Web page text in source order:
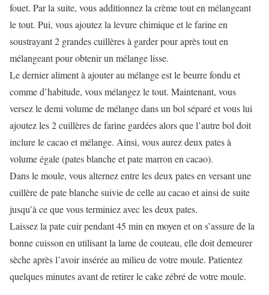
fouet. Par la suite, vous additionnez la crème tout en mélangeant
le tout. Pui, vous ajoutez la levure chimique et le farine en
soustrayant 2 grandes cuillères à garder pour après tout en
mélangeant pour obtenir un mélange lisse.
Le dernier aliment à ajouter au mélange est le beurre fondu et
comme d’habitude, vous mélangez le tout. Maintenant, vous
versez le demi volume de mélange dans un bol séparé et vous lui
ajoutez les 2 cuillères de farine gardées alors que l’autre bol doit
inclure le cacao et mélange. Ainsi, vous aurez deux pates à
volume égale (pates blanche et pate marron en cacao).
Dans le moule, vous alternez entre les deux pates en versant une
cuillère de pate blanche suivie de celle au cacao et ainsi de suite
jusqu’à ce que vous terminiez avec les deux pates.
Laissez la pate cuir pendant 45 min en moyen et on s’assure de la
bonne cuisson en utilisant la lame de couteau, elle doit demeurer
sèche après l’avoir insérée au milieu de votre moule. Patientez
quelques minutes avant de retirer le cake zébré de votre moule.